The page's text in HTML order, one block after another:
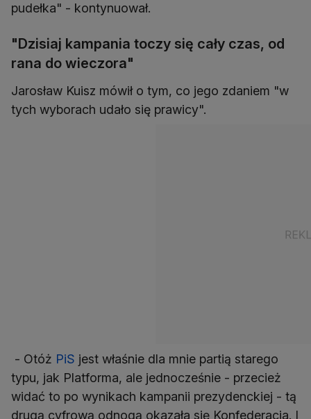
pudełka" - kontynuował.
"Dzisiaj kampania toczy się cały czas, od
rana do wieczora"
Jarosław Kuisz mówił o tym, co jego zdaniem "w
tych wyborach udało się prawicy".
- Otóż PiS jest właśnie dla mnie partią starego
typu, jak Platforma, ale jednocześnie - przecież
widać to po wynikach kampanii prezydenckiej - tą
drugą cyfrową odnogą okazała się Konfederacja. I